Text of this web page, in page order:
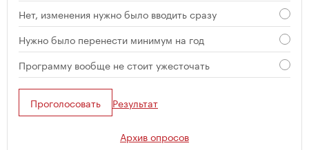
Нет, изменения нужно было вводить сразу
Нужно было перенести минимум на год
Программу вообще не стоит ужесточать
Проголосовать Результат
Архив опросов